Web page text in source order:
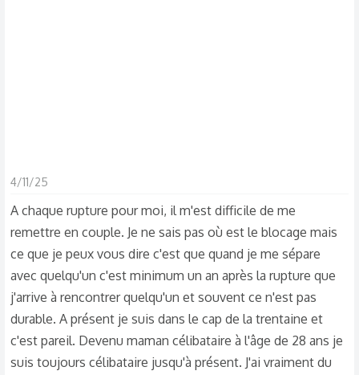
4/11/25
A chaque rupture pour moi, il m'est difficile de me
remettre en couple. Je ne sais pas où est le blocage mais
ce que je peux vous dire c'est que quand je me sépare
avec quelqu'un c'est minimum un an après la rupture que
j'arrive à rencontrer quelqu'un et souvent ce n'est pas
durable. A présent je suis dans le cap de la trentaine et
c'est pareil. Devenu maman célibataire à l'âge de 28 ans je
suis toujours célibataire jusqu'à présent. J'ai vraiment du